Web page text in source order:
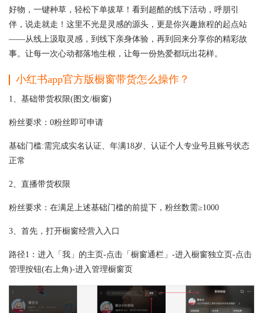
好物，一键种草，轻松下单拔草！看到超酷的线下活动，呼朋引
伴，说走就走！这里不光是灵感的源头，更是你兴趣旅程的起点站
——从线上汲取灵感，到线下亲身体验，再到回来分享你的精彩故
事。让每一次心动都落地生根，让每一份热爱都玩出花样。
小红书app官方版橱窗带货怎么操作？
1、基础带货权限(图文/橱窗)
粉丝要求：0粉丝即可申请
基础门槛:需完成实名认证、年满18岁、认证个人专业号且账号状态
正常
2、直播带货权限
粉丝要求：在满足上述基础门槛的前提下，粉丝数需≥1000
3、首先，打开橱窗经营入入口
路径1：进入「我」的主页-点击「橱窗通栏」-进入橱窗独立页-点击
管理按钮(右上角)-进入管理橱窗页